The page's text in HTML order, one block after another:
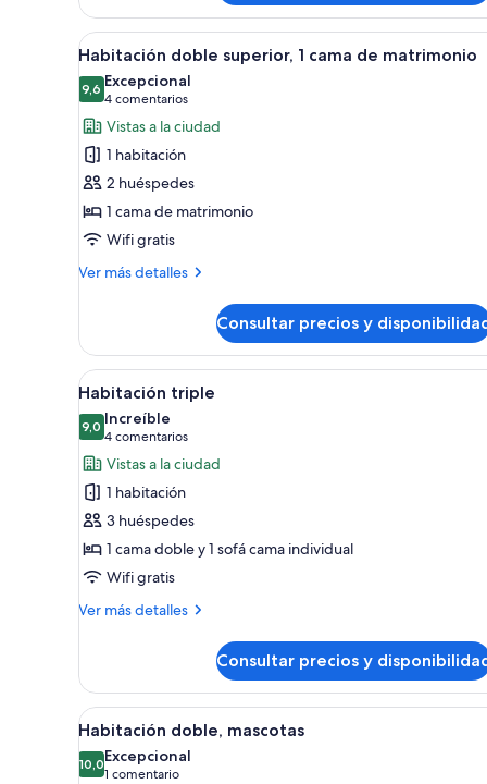
doble
Abrir
todas
las
fotos
de
Habitación
doble
superior,
1
cama
Una habitación de hotel
7
Habitación doble superior, 1 cama de matrimonio
9,69,6 de 10
Excepcional
4 comentarios
(4 comentarios)
Vistas a la ciudad
1 habitación
2 huéspedes
1 cama de matrimonio
Wifi gratis
Ver más detalles
Más
doble
superior,
1
cama
de
matrimonio
Consultar precios y
Abrir
todas
las
fotos
de
Habitación
triple
Una habitación de hotel
6
Habitación triple
9,09,0 de 10
Increíble
4 comentarios
(4 comentarios)
Vistas a la ciudad
1 habitación
3 huéspedes
1 cama doble y 1 sofá cama individual
Wifi gratis
Ver más detalles
Más
triple
Consultar precios y
Abrir
todas
las
Una habitación de hotel
6
Habitación doble, mascotas
10,010,0 de 10
Excepcional
1 comentario
(1 comentario)